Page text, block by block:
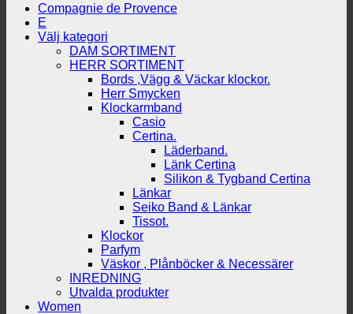
Compagnie de Provence
E
Välj kategori
DAM SORTIMENT
HERR SORTIMENT
Bords ,Vägg & Väckar klockor.
Herr Smycken
Klockarmband
Casio
Certina.
Läderband.
Länk Certina
Silikon & Tygband Certina
Länkar
Seiko Band & Länkar
Tissot.
Klockor
Parfym
Väskor , Plånböcker & Necessärer
INREDNING
Utvalda produkter
Women